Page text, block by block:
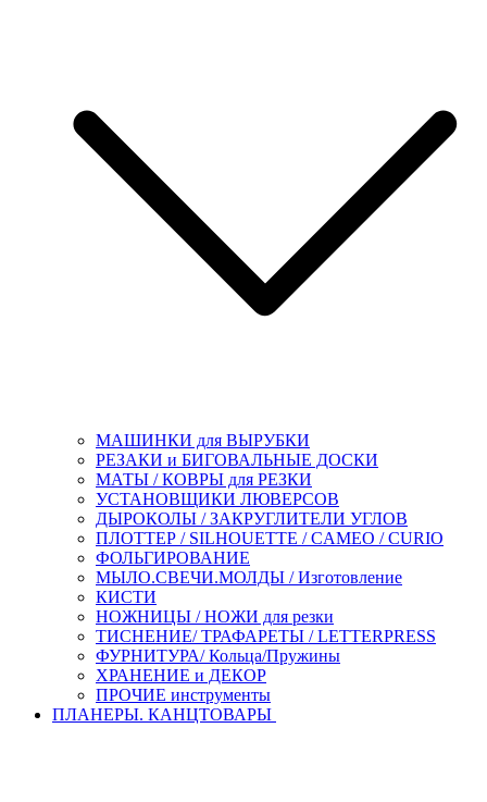
МАШИНКИ для ВЫРУБКИ
РЕЗАКИ и БИГОВАЛЬНЫЕ ДОСКИ
МАТЫ / КОВРЫ для РЕЗКИ
УСТАНОВЩИКИ ЛЮВЕРСОВ
ДЫРОКОЛЫ / ЗАКРУГЛИТЕЛИ УГЛОВ
ПЛОТТЕР / SILHOUETTE / CAMEO / CURIO
ФОЛЬГИРОВАНИЕ
МЫЛО.СВЕЧИ.МОЛДЫ / Изготовление
КИСТИ
НОЖНИЦЫ / НОЖИ для резки
ТИСНЕНИЕ/ ТРАФАРЕТЫ / LETTERPRESS
ФУРНИТУРА/ Кольца/Пружины
ХРАНЕНИЕ и ДЕКОР
ПРОЧИЕ инструменты
ПЛАНЕРЫ. КАНЦТОВАРЫ